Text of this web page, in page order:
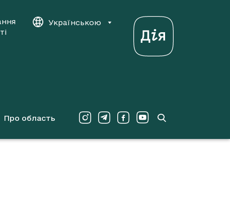
Українською
Про область